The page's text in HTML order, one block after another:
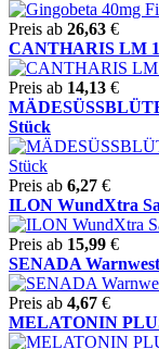
Preis ab 26,63 €
CANTHARIS LM
Preis ab 14,13 €
Stück
Preis ab 6,27 €
ILON WundXtra
Preis ab 15,99 €
SENADA
Preis ab 4,67 €
MELATONIN